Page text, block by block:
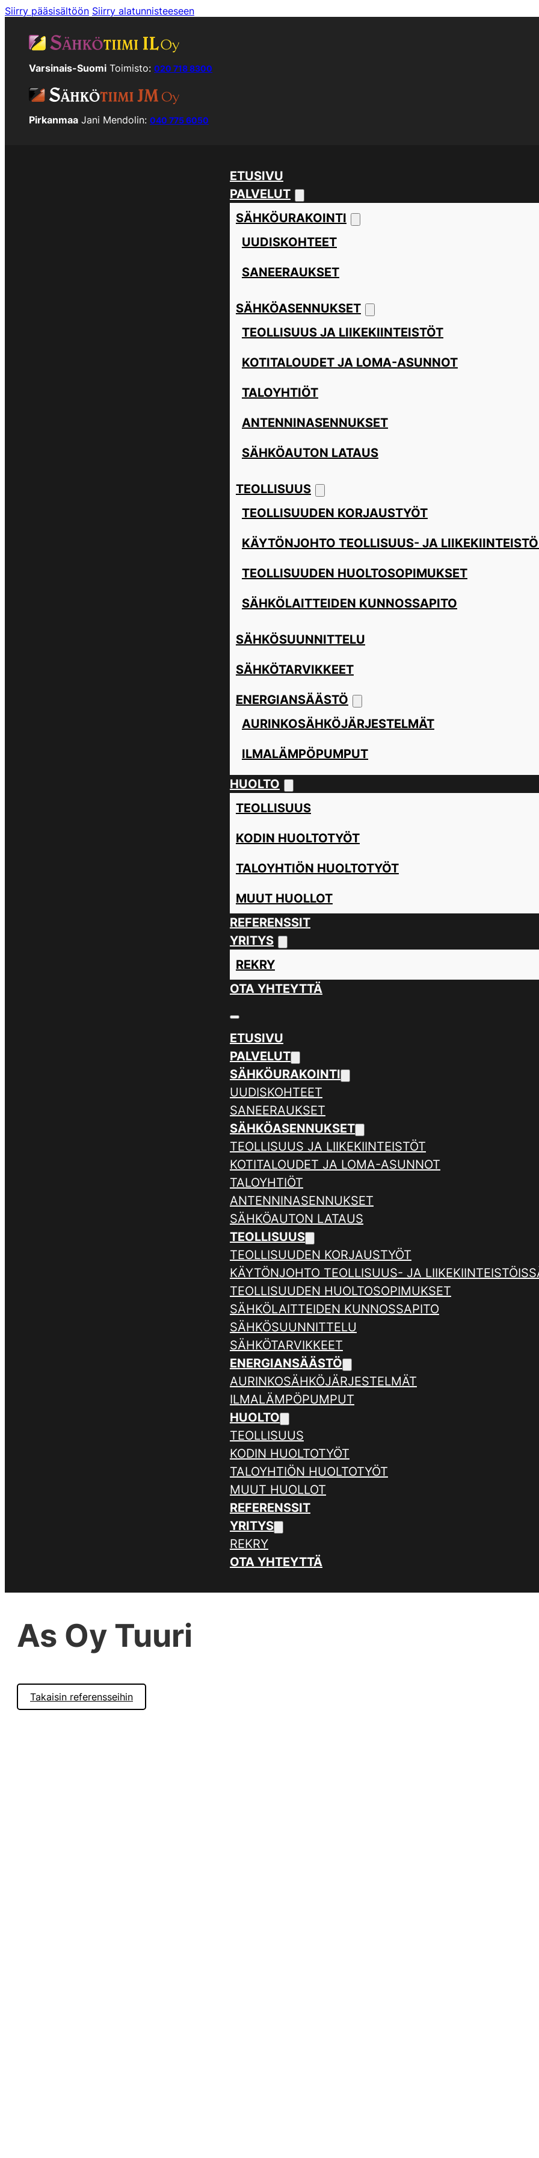
Siirry pääsisältöön Siirry alatunnisteeseen
Varsinais-Suomi Toimisto: 020 718 8300
Pirkanmaa Jani Mendolin: 040 775 6050
ETUSIVU
PALVELUT
SÄHKÖURAKOINTI
UUDISKOHTEET
SANEERAUKSET
SÄHKÖASENNUKSET
TEOLLISUUS JA LIIKEKIINTEISTÖT
KOTITALOUDET JA LOMA-ASUNNOT
TALOYHTIÖT
ANTENNINASENNUKSET
SÄHKÖAUTON LATAUS
TEOLLISUUS
TEOLLISUUDEN KORJAUSTYÖT
KÄYTÖNJOHTO TEOLLISUUS- JA
TEOLLISUUDEN HUOLTOSOPIMUKSET
SÄHKÖLAITTEIDEN KUNNOSSAPITO
SÄHKÖSUUNNITTELU
SÄHKÖTARVIKKEET
ENERGIANSÄÄSTÖ
AURINKOSÄHKÖJÄRJESTELMÄT
ILMALÄMPÖPUMPUT
HUOLTO
TEOLLISUUS
KODIN HUOLTOTYÖT
TALOYHTIÖN HUOLTOTYÖT
MUUT HUOLLOT
REFERENSSIT
YRITYS
REKRY
OTA YHTEYTTÄ
ETUSIVU
PALVELUT
SÄHKÖURAKOINTI
UUDISKOHTEET
SANEERAUKSET
SÄHKÖASENNUKSET
TEOLLISUUS JA LIIKEKIINTEISTÖT
KOTITALOUDET JA LOMA-ASUNNOT
TALOYHTIÖT
ANTENNINASENNUKSET
SÄHKÖAUTON LATAUS
TEOLLISUUS
TEOLLISUUDEN KORJAUSTYÖT
KÄYTÖNJOHTO TEOLLISUUS- JA
TEOLLISUUDEN HUOLTOSOPIMUKSET
SÄHKÖLAITTEIDEN KUNNOSSAPITO
SÄHKÖSUUNNITTELU
SÄHKÖTARVIKKEET
ENERGIANSÄÄSTÖ
AURINKOSÄHKÖJÄRJESTELMÄT
ILMALÄMPÖPUMPUT
HUOLTO
TEOLLISUUS
KODIN HUOLTOTYÖT
TALOYHTIÖN HUOLTOTYÖT
MUUT HUOLLOT
REFERENSSIT
YRITYS
REKRY
OTA YHTEYTTÄ
As Oy Tuuri
Takaisin referensseihin